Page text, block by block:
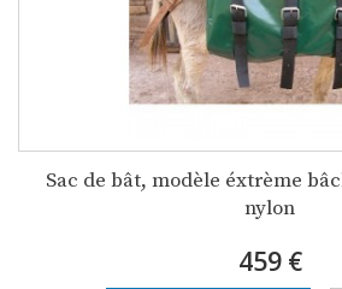
Sac de bât, modèle éxtrème
nylon
459 €